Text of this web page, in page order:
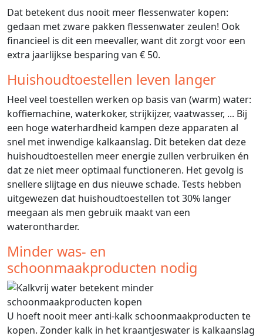
Dat betekent dus nooit meer flessenwater kopen:
gedaan met zware pakken flessenwater zeulen! Ook
financieel is dit een meevaller, want dit zorgt voor een
extra jaarlijkse besparing van € 50.
Huishoudtoestellen leven langer
Heel veel toestellen werken op basis van (warm) water:
koffiemachine, waterkoker, strijkijzer, vaatwasser, ... Bij
een hoge waterhardheid kampen deze apparaten al
snel met inwendige kalkaanslag. Dit beteken dat deze
huishoudtoestellen meer energie zullen verbruiken én
dat ze niet meer optimaal functioneren. Het gevolg is
snellere slijtage en dus nieuwe schade. Tests hebben
uitgewezen dat huishoudtoestellen tot 30% langer
meegaan als men gebruik maakt van een
waterontharder.
Minder was- en
schoonmaakproducten nodig
U hoeft nooit meer anti-kalk schoonmaakproducten te
kopen. Zonder kalk in het kraantjeswater is kalkaanslag